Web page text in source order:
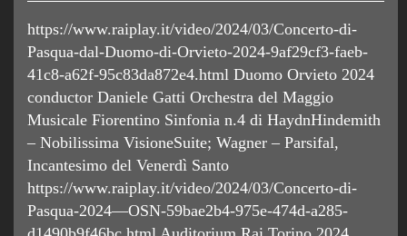
https://www.raiplay.it/video/2024/03/Concerto-di-
Pasqua-dal-Duomo-di-Orvieto-2024-9af29cf3-faeb-
41c8-a62f-95c83da872e4.html Duomo Orvieto 2024
conductor Daniele Gatti Orchestra del Maggio
Musicale Fiorentino Sinfonia n.4 di HaydnHindemith
– Nobilissima VisioneSuite; Wagner – Parsifal,
Incantesimo del Venerdì Santo
https://www.raiplay.it/video/2024/03/Concerto-di-
Pasqua-2024—OSN-59bae2b4-975e-474d-a285-